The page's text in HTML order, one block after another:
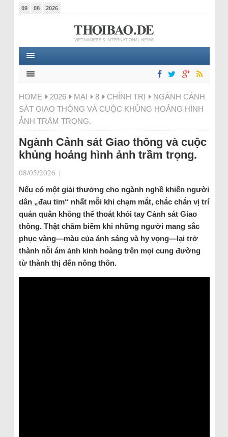
09 08 2026
HOME 2026 MAI 8 CHÍNH TRỊ
NGÀNH CẢNH
SÁT GIAO THÔNG VÀ CUỘC KHỦNG HOẢNG HÌNH
ẢNH TRẦM TRỌNG.
Ngành Cảnh sát Giao thông và cuộc
khủng hoảng hình ảnh trầm trọng.
08/05/2026 |
Nếu có một giải thưởng cho ngành nghề khiến người
dân „đau tim“ nhất mỗi khi chạm mắt, chắc chắn vị trí
quán quân không thể thoát khỏi tay Cảnh sát Giao
thông. Thật châm biếm khi những người mang sắc
phục vàng—màu của ánh sáng và hy vọng—lại trở
thành nỗi ám ảnh kinh hoàng trên mọi cung đường
từ thành thị đến nông thôn.